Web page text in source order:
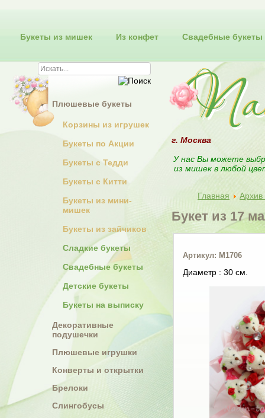
Букеты из мишек Из конфет Свадебные букеты
Плюшевые букеты
Корзины из игрушек
Букеты по Акции
Букеты с Тедди
Букеты с Китти
Букеты из мини-
мишек
Букеты из зайчиков
Сладкие букеты
Свадебные букеты
Детские букеты
Букеты на выписку
Декоративные
подушечки
Плюшевые игрушки
Конверты и открытки
Брелоки
Слингобусы
г. Москва
У нас Вы можете
из мишек в любой
Главная Архив
Букет из 17
Артикул: М1706
Диаметр : 30 см.